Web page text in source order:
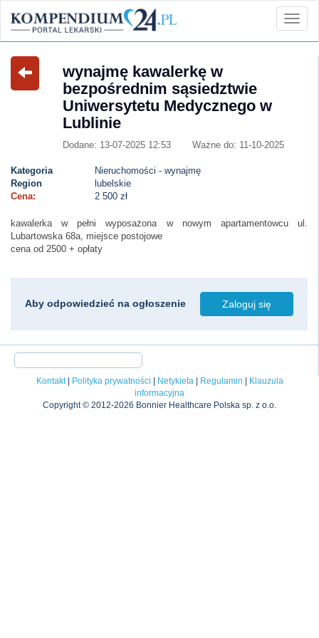
wynajmę kawalerkę w
bezpośrednim sąsiedztwie
Uniwersytetu Medycznego w
Lublinie
Dodane: 13-07-2025 12:53 Ważne do: 11-10-2025
Kategoria
Nieruchomości - wynajmę
Region
lubelskie
Cena:
2 500 zł
kawalerka w pełni wyposażona w nowym apartamentowcu ul.
Lubartowska 68a, miejsce postojowe
cena od 2500 + opłaty
Aby odpowiedzieć na ogłoszenie Zaloguj się
Kontakt| Polityka prywatności Netykieta| Regulamin
Klauzula
informacyjna
Copyright © 2012-2026 Bonnier Healthcare Polska sp. z o.o.